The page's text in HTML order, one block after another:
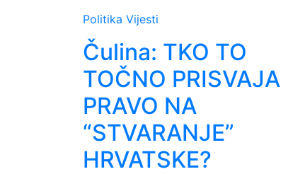
Politika Vijesti
Čulina: TKO TO
TOČNO PRISVAJA
PRAVO NA
“STVARANJE”
HRVATSKE?